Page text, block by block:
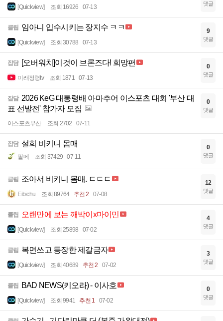
[Quickview] 조회 16926 07-13 댓글
클립 임아니 입수시키는 장지수 ㅋㅋ
[Quickview] 조회 30788 07-13
9
댓글
잡담 [오버워치]이것이 브론즈다! 희망편
미래정령tv 조회 1871 07-13
0
댓글
잡담 2026 KeG 대통령배 아마추어 이스포츠 대회 '부산 대
표 선발전' 참가자 모집
이스포츠부산 조회 2702 07-11
0
댓글
잡담 설희 비키니 몸매
필메 조회 37429 07-11
0
댓글
클립 조아서 비키니 몸매. ㄷㄷㄷ
Eibichu 조회 89764 추천 2 07-08
12
댓글
클립 오랜만에 보는 깨박이x마이민
[Quickview] 조회 25898 07-02
4
댓글
클립 복면쓰고 등장한 제갈금자
[Quickview] 조회 40689 추천 2 07-02
3
댓글
클립 BAD NEWS(키오라) - 이사호
[Quickview] 조회 9941 추천 1 07-02
0
댓글